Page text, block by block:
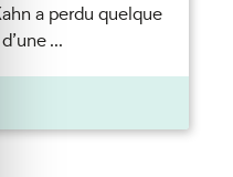
a perdu quelque
...